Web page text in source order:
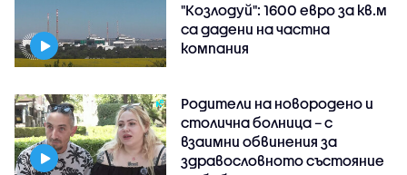
"Козлодуй": 1600 евро за кв.м
са дадени на частна
компания
Родители на новородено и
столична болница – с
взаимни обвинения за
здравословното състояние